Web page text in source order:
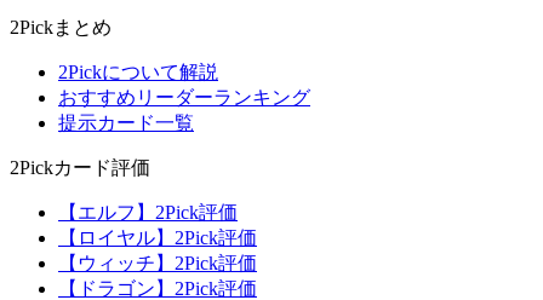
2Pickまとめ
2Pickについて解説
おすすめリーダーランキング
提示カード一覧
2Pickカード評価
【エルフ】2Pick評価
【ロイヤル】2Pick評価
【ウィッチ】2Pick評価
【ドラゴン】2Pick評価